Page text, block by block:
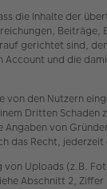
die Inhalte der
gerichtet sind,
und die
von den Nutzern
Dritten
von
das Recht,
von Uploads (z.B.
Abschnitt 2,